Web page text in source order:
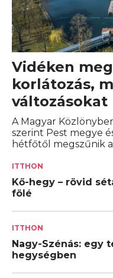
Vidéken
korlátozás,
változásokat
A Magyar
szerint Pest megye
hétfőtől megszűnik
ITTHON
Kő-hegy – rövid
fölé
ITTHON
Nagy-Szénás: egy
hegységben